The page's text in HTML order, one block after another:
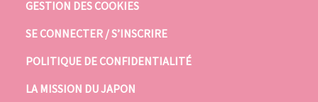
GESTION DES COOKIES
SE CONNECTER / S’INSCRIRE
POLITIQUE DE CONFIDENTIALITÉ
LA MISSION DU JAPON